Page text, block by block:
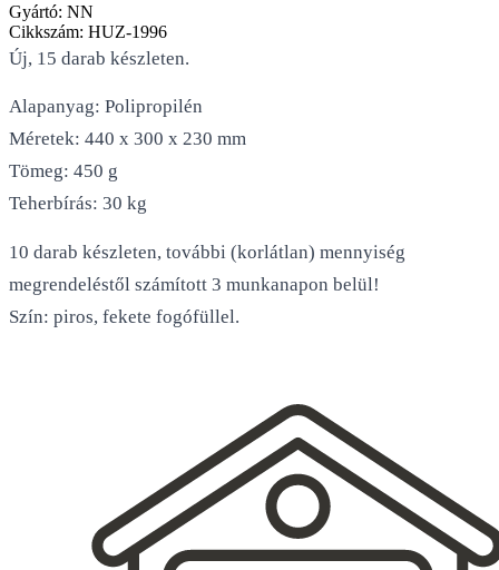
Gyártó: NN
Cikkszám: HUZ-1996
Új, 15 darab készleten.
Alapanyag: Polipropilén
Méretek: 440 x 300 x 230 mm
Tömeg: 450 g
Teherbírás: 30 kg
10 darab készleten, további (korlátlan) mennyiség
megrendeléstől számított 3 munkanapon belül!
Szín: piros, fekete fogófüllel.